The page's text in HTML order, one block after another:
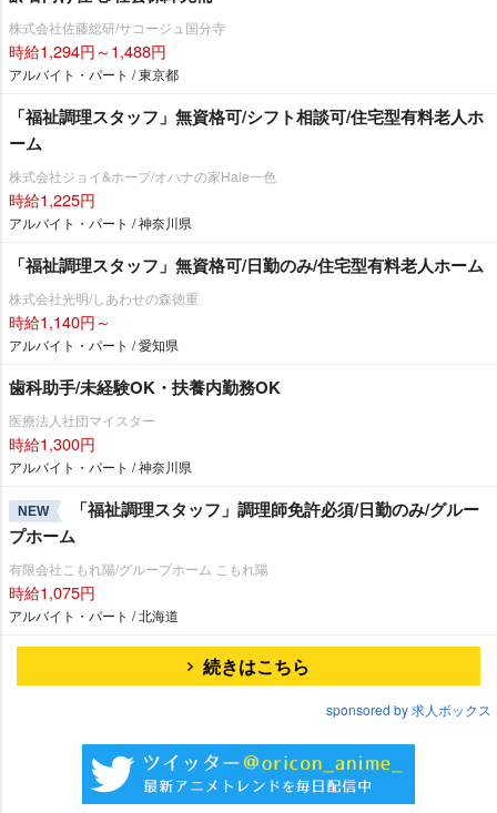
株式会社佐藤総研/サコージュ国分寺
時給1,294円～1,488円
アルバイト・パート / 東京都
「福祉調理スタッフ」無資格可/シフト相談可/住宅型有料老人ホ
ーム
株式会社ジョイ&ホープ/オハナの家Hale一色
時給1,225円
アルバイト・パート / 神奈川県
「福祉調理スタッフ」無資格可/日勤のみ/住宅型有料老人ホーム
株式会社光明/しあわせの森徳重
時給1,140円～
アルバイト・パート / 愛知県
歯科助手/未経験OK・扶養内勤務OK
医療法人社団マイスター
時給1,300円
アルバイト・パート / 神奈川県
NEW
「福祉調理スタッフ」調理師免許必須/日勤のみ/グルー
プホーム
有限会社こもれ陽/グループホーム こもれ陽
時給1,075円
アルバイト・パート / 北海道
続きはこちら
sponsored by 求人ボックス